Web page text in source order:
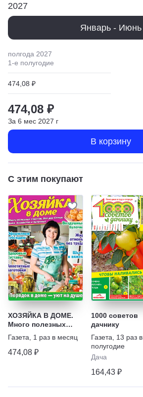
2027
Январь - Июнь
полгода 2027
1-е полугодие
474,08 ₽
474,08 ₽
За 6 мес 2027 г
В корзину
С этим покупают
ХОЗЯЙКА В ДОМЕ.
Много полезных
советов. Всё для
Семьи, Дома,
Хозяйства и
Газета 1 раз в месяц
474,08 ₽
1000 советов
дачнику
Газета
13 раз в
полугодие
Дача
164,43 ₽